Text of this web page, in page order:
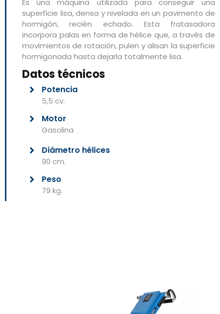
superficie lisa, densa y nivelada en un pavimento de
hormigón, recién echado. Esta fratasadora
incorpora palas en forma de hélice que, a través de
movimientos de rotación, pulen y alisan la superficie
hormigonada hasta dejarla totalmente lisa.
Datos técnicos
Potencia
5,5 cv.
Motor
Gasolina
Diámetro hélices
90 cm.
Peso
79 kg.